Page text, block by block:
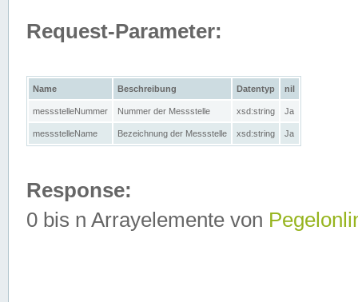
Request-Parameter:
Name Beschreibung Datentyp nil
messstelleNummer Nummer der Messstelle xsd:string Ja
messstelleName Bezeichnung der Messstelle xsd:string Ja
Response:
0 bis n Arrayelemente von